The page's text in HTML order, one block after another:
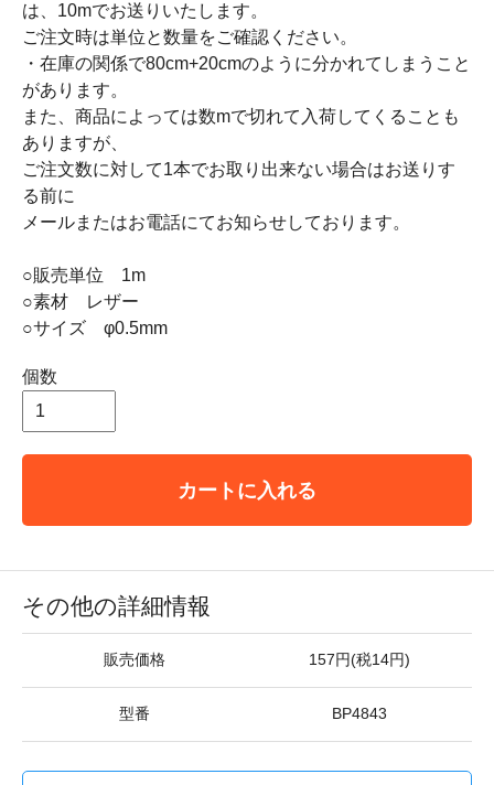
は、10mでお送りいたします。
ご注文時は単位と数量をご確認ください。
・在庫の関係で80cm+20cmのように分かれてしまうこと
があります。
また、商品によっては数mで切れて入荷してくることも
ありますが、
ご注文数に対して1本でお取り出来ない場合はお送りす
る前に
メールまたはお電話にてお知らせしております。
○販売単位 1m
○素材 レザー
○サイズ φ0.5mm
個数
カートに入れる
その他の詳細情報
販売価格 157円(税14円)
型番 BP4843